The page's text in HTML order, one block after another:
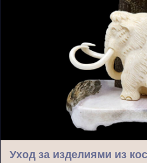
Уход за изделиями из